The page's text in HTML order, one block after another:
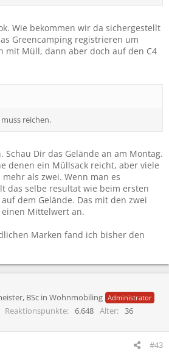
Wie bekommen wir da sichergestellt
Greencamping registrieren um
mit Müll, dann aber doch auf den C4
reichen.
Schau Dir das Gelände an am Montag.
denen ein Müllsack reicht, aber viele
als zwei. Wenn man es
das selbe resultat wie beim ersten
dem Gelände. Das mit den zwei
Mittelwert an.
Marken fand ich bisher den
BSc in Wohnmobiling Administrator
Reaktionspunkte 6.648 Alter
36
#43